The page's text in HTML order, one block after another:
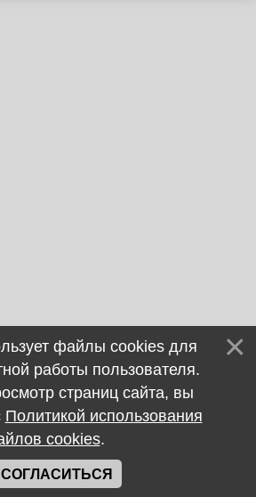
файлы cookies для
работы пользователя.
страниц сайта, вы
Политикой использования
cookies.
СОГЛАСИТЬСЯ